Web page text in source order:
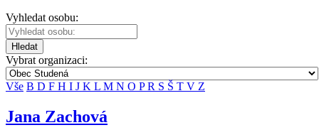
Vyhledat osobu:
Hledat
Vybrat organizaci:
Vše B D F H I J K L M N O PR S Š T V Z
Jana Zachová